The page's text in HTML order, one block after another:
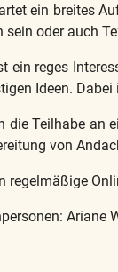
ein breites
sein oder auch
ein reges
Ideen.
die Teilhabe an
von
regelmäßige
Ariane